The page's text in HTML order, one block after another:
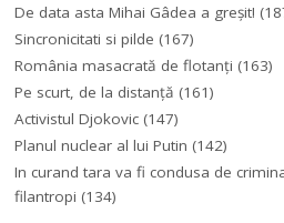
De data asta Mihai Gâdea a greşit!
Sincronicitati si pilde (167)
România masacrată de flotanţi (163)
Pe scurt, de la distanță (161)
Activistul Djokovic (147)
Planul nuclear al lui Putin (142)
In curand tara va fi condusa de
filantropi (134)